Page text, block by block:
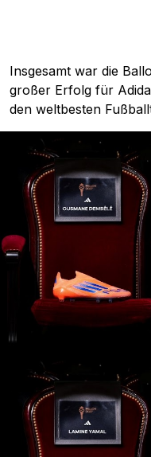
Insgesamt war die
großer Erfolg für
den weltbesten